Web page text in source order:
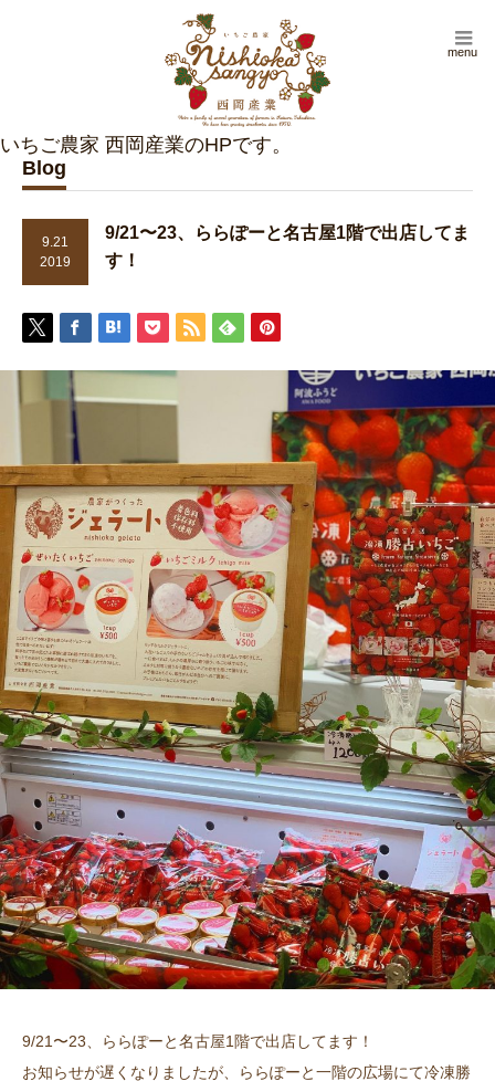
menu
Blog
9.21
2019
9/21〜23、ららぽーと名古屋1階で出店してま
す！
9/21〜23、ららぽーと名古屋1階で出店してます！
お知らせが遅くなりましたが、ららぽーと一階の広場にて冷凍勝